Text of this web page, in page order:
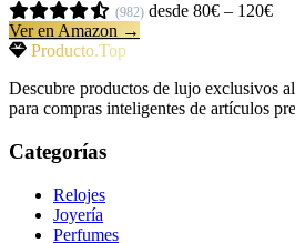
(982) desde 80€ – 120€
Ver en Amazon →
Producto.Top
Descubre productos de lujo exclusivos
para compras inteligentes de artículos
Categorías
Relojes
Joyería
Perfumes